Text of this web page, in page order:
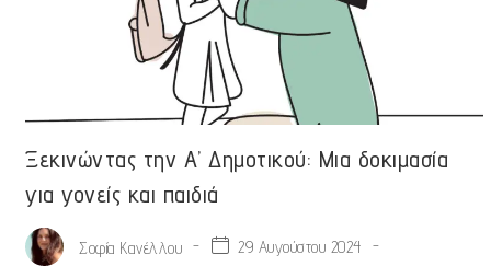
Ξεκινώντας την Α’ Δημοτικού: Μια δοκιμασία
για γονείς και παιδιά
Σοφία Κανέλλου - 29 Αυγούστου 2024
-